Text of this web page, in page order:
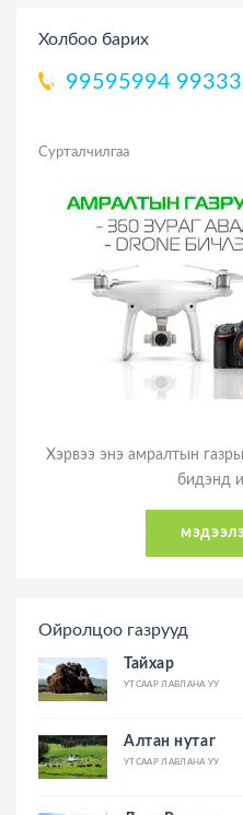
Холбоо барих
99595994
Сурталчилгаа
Хэрвээ энэ амралтын
бидэнд
Ойролцоо газрууд
Тайхар
УТСААР ЛАВЛАНА УУ
Алтан нутаг
УТСААР ЛАВЛАНА УУ